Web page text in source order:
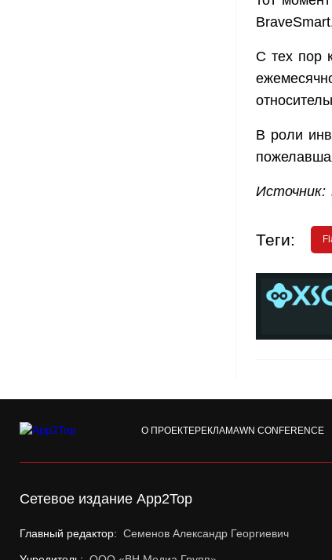
С тех пор
В роли
Источник:
Теги:
О ПРОЕКТЕРЕКЛАМАWN CONFERENCE
Сетевое издание App2Top
Главный редактор: Семенов Александр Георгиевич